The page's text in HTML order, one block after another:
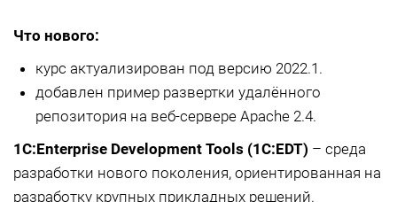
Что нового:
курс актуализирован под версию 2022.1.
добавлен пример развертки удалённого
репозитория на веб-сервере Apache 2.4.
1C:Enterprise Development Tools (1С:EDT) – среда
разработки нового поколения, ориентированная на
разработку крупных прикладных решений.